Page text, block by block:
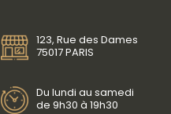
123, Rue des Dames
75017 PARIS
Du lundi au samedi
de 9h30 à 19h30